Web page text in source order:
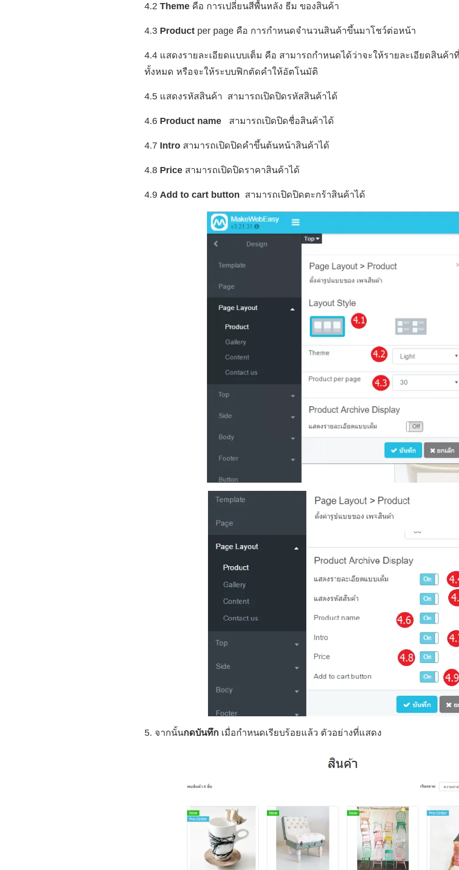
4.2 Theme คือ การเปลี่ยนสีพื้นหลัง ธีม ของสินค้า
4.3 Product per page คือ การกำหนดจำนวนสินค้าขึ้นมาโชว์ต่อหน้า
4.4 แสดงรายละเอียดแบบเต็ม คือ สามารถกำหนดได้ว่าจะให้รายละเอียดสินค้า
ทั้งหมด หรือจะให้ระบบฟิกตัดคำให้อัตโนมัติ
4.5 แสดงรหัสสินค้า สามารถเปิดปิดรหัสสินค้าได้
4.6 Product name สามารถเปิดปิดชื่อสินค้าได้
4.7 Intro สามารถเปิดปิดคำขึ้นต้นหน้าสินค้าได้
4.8 Price สามารถเปิดปิดราคาสินค้าได้
4.9 Add to cart button สามารถเปิดปิดตะกร้าสินค้าได้
5. จากนั้นกดบันทึก เมื่อกำหนดเรียบร้อยแล้ว ตัวอย่างที่แสดง